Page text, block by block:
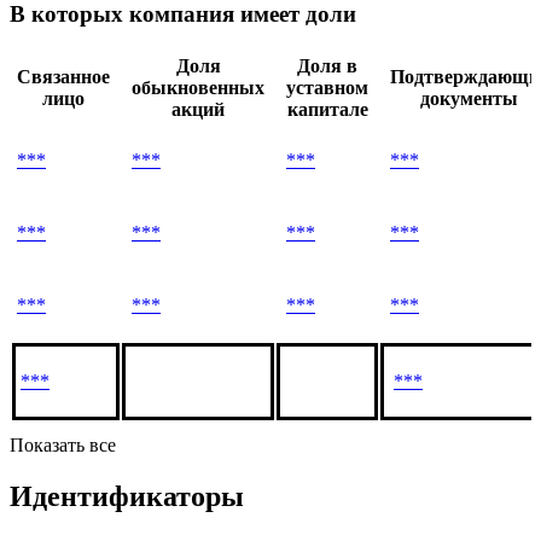
В которых компания имеет доли
Связанное
лицо
Доля
обыкновенных
акций
Доля в
уставном
капитале
документы
*** *** *** ***
*** *** *** ***
*** *** *** ***
*** ***
Показать все
Идентификаторы